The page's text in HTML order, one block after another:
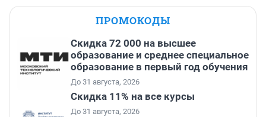
ПРОМОКОДЫ
Скидка 72 000 на высшее
образование и среднее специальное
образование в первый год обучения
До 31 августа, 2026
Скидка 11% на все курсы
До 31 августа, 2026